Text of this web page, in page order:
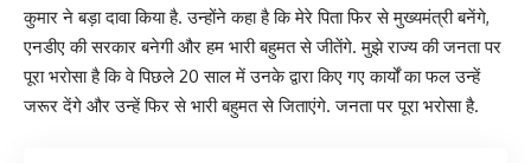
कुमार ने बड़ा दावा किया है. उन्होंने कहा है कि मेरे पिता फिर से मुख्यमंत्री बनेंगे,
एनडीए की सरकार बनेगी और हम भारी बहुमत से जीतेंगे. मुझे राज्य की जनता पर
पूरा भरोसा है कि वे पिछले 20 साल में उनके द्वारा किए गए कार्यों का फल उन्हें
जरूर देंगे और उन्हें फिर से भारी बहुमत से जिताएंगे. जनता पर पूरा भरोसा है.